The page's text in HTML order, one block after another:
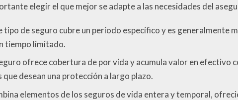
elegir el que mejor se adapte a las necesidades del
tipo de seguro cubre un período específico y es generalmente
tiempo limitado.
ofrece cobertura de por vida y acumula valor en efectivo
que desean una protección a largo plazo.
elementos de los seguros de vida entera y temporal,